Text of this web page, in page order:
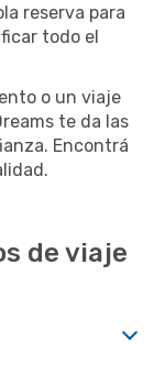
reserva para
todo el
o un viaje
te da las
Encontrá
de viaje